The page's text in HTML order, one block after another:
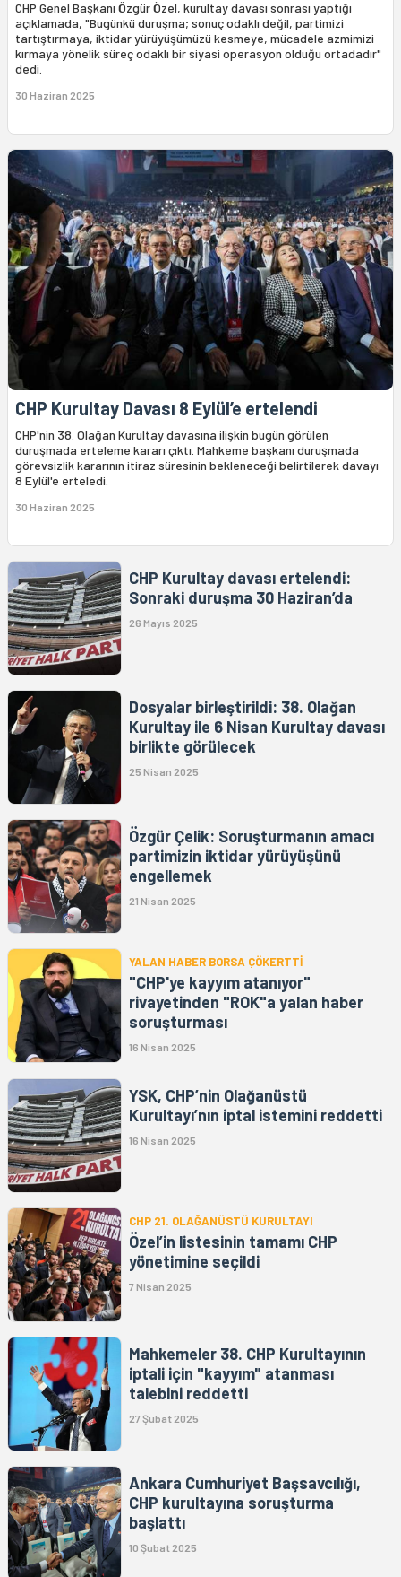
CHP Genel Başkanı Özgür Özel, kurultay davası sonrası yaptığı
açıklamada, "Bugünkü duruşma; sonuç odaklı değil, partimizi
tartıştırmaya, iktidar yürüyüşümüzü kesmeye, mücadele azmimizi
kırmaya yönelik süreç odaklı bir siyasi operasyon olduğu ortadadır"
dedi.
30 Haziran 2025
CHP Kurultay Davası 8 Eylül’e ertelendi
CHP'nin 38. Olağan Kurultay davasına ilişkin bugün görülen
duruşmada erteleme kararı çıktı. Mahkeme başkanı duruşmada
görevsizlik kararının itiraz süresinin bekleneceği belirtilerek davayı
8 Eylül'e erteledi.
30 Haziran 2025
CHP Kurultay davası ertelendi:
Sonraki duruşma 30 Haziran’da
26 Mayıs 2025
Dosyalar birleştirildi: 38. Olağan
Kurultay ile 6 Nisan Kurultay davası
birlikte görülecek
25 Nisan 2025
Özgür Çelik: Soruşturmanın amacı
partimizin iktidar yürüyüşünü
engellemek
21 Nisan 2025
YALAN HABER BORSA ÇÖKERTTİ
"CHP'ye kayyım atanıyor"
rivayetinden "ROK"a yalan haber
soruşturması
16 Nisan 2025
YSK, CHP’nin Olağanüstü
Kurultayı’nın iptal istemini reddetti
16 Nisan 2025
CHP 21. OLAĞANÜSTÜ KURULTAYI
Özel’in listesinin tamamı CHP
yönetimine seçildi
7 Nisan 2025
Mahkemeler 38. CHP Kurultayının
iptali için "kayyım" atanması
talebini reddetti
27 Şubat 2025
Ankara Cumhuriyet Başsavcılığı,
CHP kurultayına soruşturma
başlattı
10 Şubat 2025